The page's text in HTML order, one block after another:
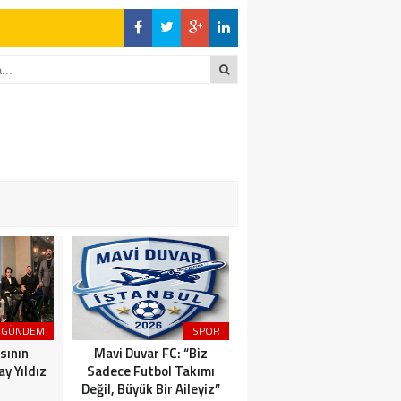
Açıklamalar
YANDA
Açıklamalar
YANDA
GÜNDEM
Yıldız
SPOR
Mavi Duvar FC: “Biz
Sadece Futbol Takımı
Değil, Büyük Bir Aileyiz”